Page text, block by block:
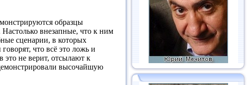
образцы
внезапные, что к ним
сценарии, в которых
что всё это ложь и
это не верит, отсылают к
высочайшую